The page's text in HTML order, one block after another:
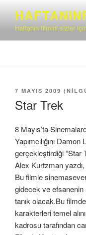
Haftanın filmini sizler
YAYIM
7 MAYIS 2009 (
Star Trek
8 Mayıs’ta
Yapımcılığını
gerçekleştirdiği “Star
Alex Kurtzman
Bu filmle
gidecek ve
tanık olacak.Bu
karakterleri temel
kadrosu tarafından